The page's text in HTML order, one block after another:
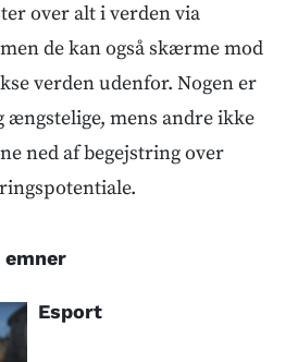
over alt i verden via
de kan også skærme mod
verden udenfor. Nogen er
ængstelige, mens andre ikke
ned af begejstring over
emner
Esport